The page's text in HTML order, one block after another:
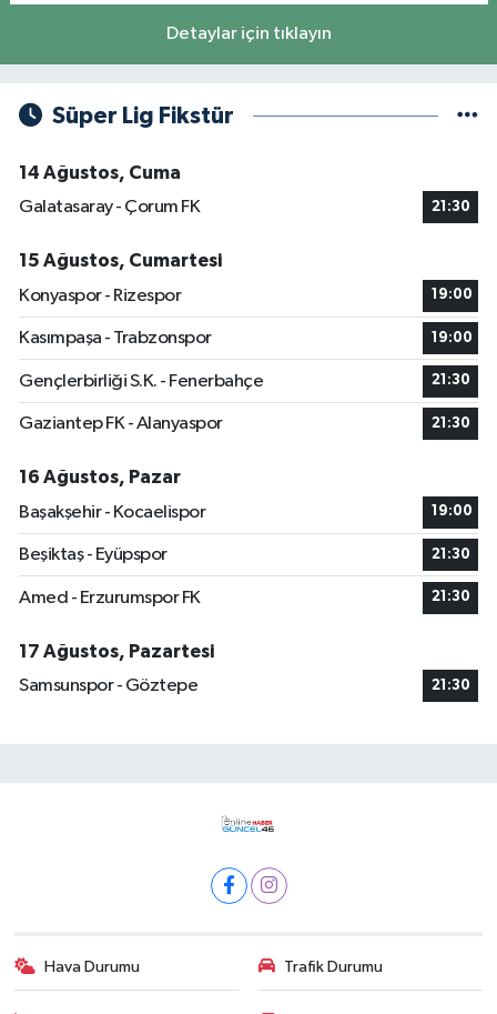
Detaylar için tıklayın
Süper Lig Fikstür
14 Ağustos, Cuma
Galatasaray - Çorum FK
21:30
15 Ağustos, Cumartesi
Konyaspor - Rizespor
19:00
Kasımpaşa - Trabzonspor 19:00
Gençlerbirliği S.K. - Fenerbahçe 21:30
Gaziantep FK - Alanyaspor 21:30
16 Ağustos, Pazar
Başakşehir - Kocaelispor
19:00
Beşiktaş - Eyüpspor 21:30
Amed - Erzurumspor FK 21:30
17 Ağustos, Pazartesi
Samsunspor - Göztepe
21:30
Hava Durumu Trafik Durumu